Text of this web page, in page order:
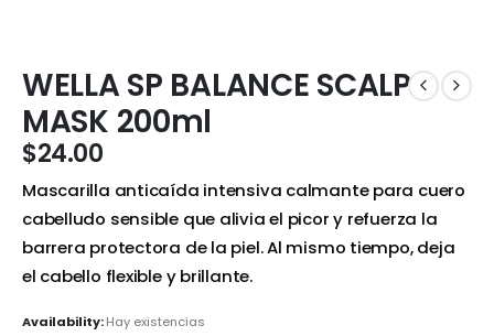
WELLA SP BALANCE SCALP
MASK 200ml
$24.00
Mascarilla anticaída intensiva calmante para cuero
cabelludo sensible que alivia el picor y refuerza la
barrera protectora de la piel. Al mismo tiempo, deja
el cabello flexible y brillante.
Availability:Hay existencias